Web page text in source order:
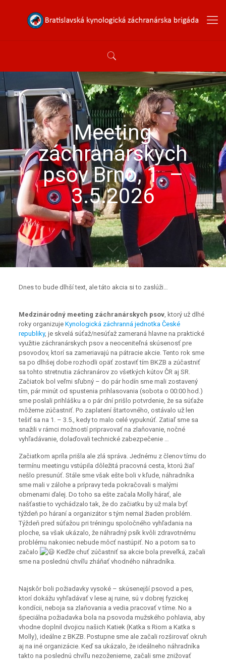
Meeting
záchranárskych
psov Brno, 1. –
3.5.2026
Dnes to bude dlhší text, ale táto akcia si to zaslúži…
Medzinárodný meeting záchranárskych psov, ktorý už dlhé
roky organizuje Kynologická záchranná jednotka České
republiky, je skvelá súťaž/nesúťaž zameraná hlavne na praktické
využitie záchranárskych psov a neoceniteľná skúsenosť pre
psovodov, ktorí sa zameriavajú na pátracie akcie. Tento rok sme
sa po dlhšej dobe rozhodli opäť zostaviť tím BKZB a zúčastniť
sa tohto stretnutia záchranárov zo všetkých kútov ČR aj SR.
Začiatok bol veľmi sľubný – do pár hodín sme mali zostavený
tím, pár minút od spustenia prihlasovania (sobota o 00:00 hod.)
sme poslali prihlášku a o pár dní prišlo potvrdenie, že sa súťaže
môžeme zúčastniť. Po zaplatení štartovného, ostávalo už len
tešiť sa na 1. – 3.5., kedy to malo celé vypuknúť. Zatiaľ sme sa
snažili v rámci možností pripravovať na zlaňovanie, nočné
vyhľadávanie, dolaďovali technické zabezpečenie …
Začiatkom apríla prišla ale zlá správa. Jednému z členov tímu do
termínu meetingu vstúpila dôležitá pracovná cesta, ktorú žiaľ
nešlo presunúť. Stále sme však ešte boli v kľude, náhradníka
sme mali v zálohe a prípravy teda pokračovali s malými
obmenami ďalej. Do toho sa ešte začala Molly hárať, ale
našťastie to vychádzalo tak, že do začiatku by už mala byť
týždeň po háraní a organizátor s tým nemal žiaden problém.
Týždeň pred súťažou pri tréningu spoločného vyhľadania na
ploche, sa však ukázalo, že náhradný psík kvôli zdravotnému
problému nakoniec nebude môcť nastúpiť. No a potom sa to
začalo
Keďže chuť zúčastniť sa akcie bola preveľká, začali
sme na poslednú chvíľu zháňať vhodného náhradníka.
Najskôr boli požiadavky vysoké – skúsenejší psovod a pes,
ktorí dokážu vyhľadávať v lese aj ruine, sú v dobrej fyzickej
kondícii, neboja sa zlaňovania a vedia pracovať v tíme. No a
špeciálna požiadavka bola na psovoda mužského pohlavia, aby
vhodne doplnil dvojicu našich Katiek (Katka s Riom a Katka s
Molly), ideálne z BKZB. Postupne sme ale začali rozširovať okruh
aj na iné organizácie. Keď sa ukázalo, že ideálneho náhradníka
takto na poslednú chvíľu nezoženieme, začali sme znižovať